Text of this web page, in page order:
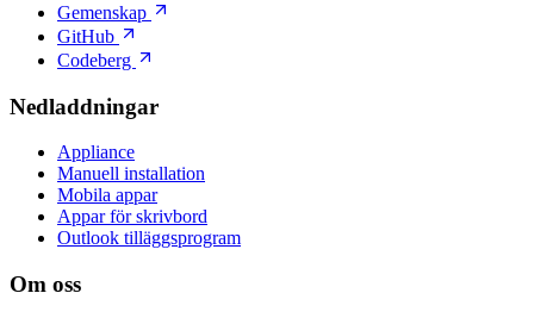
Gemenskap
GitHub
Codeberg
Nedladdningar
Appliance
Manuell installation
Mobila appar
Appar för skrivbord
Outlook tilläggsprogram
Om oss